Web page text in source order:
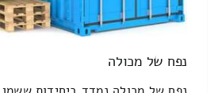
נפח של מכולה